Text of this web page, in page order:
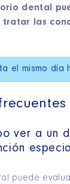
dental
tratar las
el mismo día
ver a un
puede